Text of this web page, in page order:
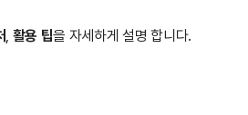
, 활용 팁을 자세하게 설명 합니다.